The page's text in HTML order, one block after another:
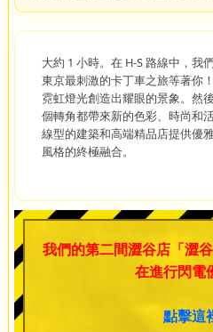
大約 1 小時。在 H-S 路線中，我
東京最刺激的卡丁車之旅等著你
霓虹燈光創造出耀眼的景象。然
個轉角都帶來新的色彩、時尚和
線型的建築和高端精品店提供優
風格的終極融合。
我們的第二間澀谷店「澀
在進行閃電
點擊這